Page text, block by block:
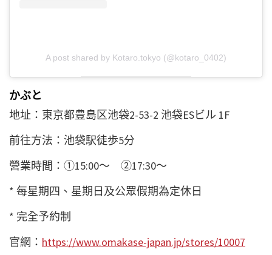
A post shared by Kotaro.tokyo (@kotaro_0402)
かぶと
地址：東京都豊島区池袋2-53-2 池袋ESビル 1F
前往方法：池袋駅徒歩5分
營業時間：①15:00～ ②17:30～
* 每星期四、星期日及公眾假期為定休日
* 完全予約制
官網： https://www.omakase-japan.jp/stores/10007